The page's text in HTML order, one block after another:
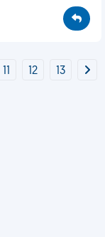
12 13